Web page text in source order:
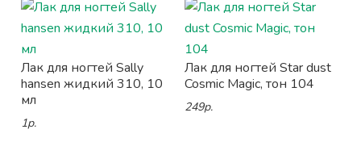
Лак для ногтей Sally
hansen жидкий 310, 10
мл
1р.
Лак для ногтей Star dust
Cosmic Magic, тон 104
249р.